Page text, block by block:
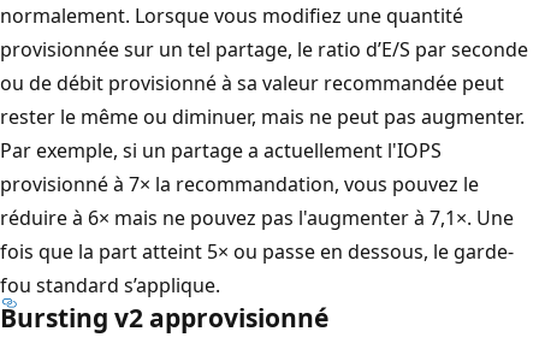
normalement. Lorsque vous modifiez une quantité
provisionnée sur un tel partage, le ratio d’E/S par seconde
ou de débit provisionné à sa valeur recommandée peut
rester le même ou diminuer, mais ne peut pas augmenter.
Par exemple, si un partage a actuellement l'IOPS
provisionné à 7× la recommandation, vous pouvez le
réduire à 6× mais ne pouvez pas l'augmenter à 7,1×. Une
fois que la part atteint 5× ou passe en dessous, le garde-
fou standard s’applique.
Bursting v2 approvisionné